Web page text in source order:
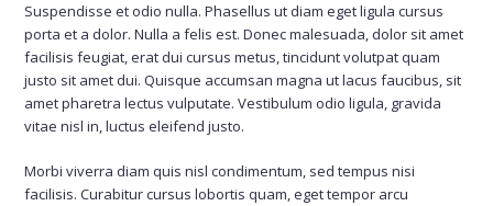
Suspendisse et odio nulla. Phasellus ut diam eget ligula cursus
porta et a dolor. Nulla a felis est. Donec malesuada, dolor sit amet
facilisis feugiat, erat dui cursus metus, tincidunt volutpat quam
justo sit amet dui. Quisque accumsan magna ut lacus faucibus, sit
amet pharetra lectus vulputate. Vestibulum odio ligula, gravida
vitae nisl in, luctus eleifend justo.
Morbi viverra diam quis nisl condimentum, sed tempus nisi
facilisis. Curabitur cursus lobortis quam, eget tempor arcu